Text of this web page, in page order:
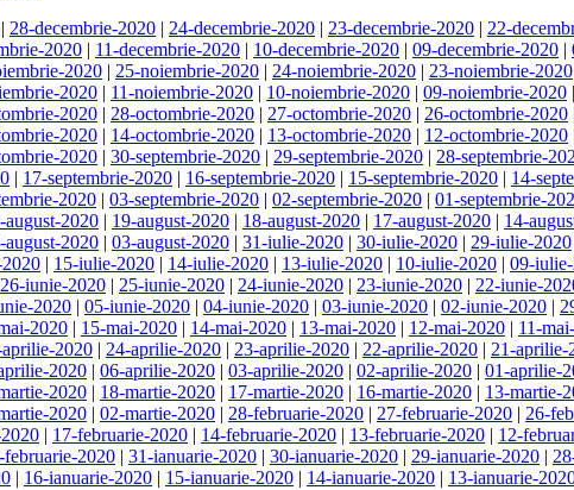
| 28-decembrie-2020 | 24-decembrie-2020 | 23-decembrie-2020 | 22-
2020 | 11-decembrie-2020 | 10-decembrie-2020 | 09-decembrie-2020 |
2020 | 25-noiembrie-2020 | 24-noiembrie-2020 | 23-noiembrie-2020
2020 | 11-noiembrie-2020 | 10-noiembrie-2020 | 09-noiembrie-2020 |
2020 | 28-octombrie-2020 | 27-octombrie-2020 | 26-octombrie-2020
2020 | 14-octombrie-2020 | 13-octombrie-2020 | 12-octombrie-2020
2020 | 30-septembrie-2020 | 29-septembrie-2020 | 28-septembrie-
| 17-septembrie-2020 | 16-septembrie-2020 | 15-septembrie-2020 | 14-
2020 | 03-septembrie-2020 | 02-septembrie-2020 | 01-septembrie-
august-2020 | 19-august-2020 | 18-august-2020 | 17-august-2020 | 14-
august-2020 | 03-august-2020 | 31-iulie-2020 | 30-iulie-2020 | 29-iulie-2020
| 15-iulie-2020 | 14-iulie-2020 | 13-iulie-2020 | 10-iulie-2020 | 09-
26-iunie-2020 | 25-iunie-2020 | 24-iunie-2020 | 23-iunie-2020 | 22-iunie-
2020 | 05-iunie-2020 | 04-iunie-2020 | 03-iunie-2020 | 02-iunie-2020 |
2020 | 15-mai-2020 | 14-mai-2020 | 13-mai-2020 | 12-mai-2020 | 11-
2020 | 24-aprilie-2020 | 23-aprilie-2020 | 22-aprilie-2020 | 21-aprilie-
2020 | 06-aprilie-2020 | 03-aprilie-2020 | 02-aprilie-2020 | 01-aprilie-
2020 | 18-martie-2020 | 17-martie-2020 | 16-martie-2020 | 13-martie-
2020 | 02-martie-2020 | 28-februarie-2020 | 27-februarie-2020 | 26-
| 17-februarie-2020 | 14-februarie-2020 | 13-februarie-2020 | 12-
februarie-2020 | 31-ianuarie-2020 | 30-ianuarie-2020 | 29-ianuarie-2020 |
| 16-ianuarie-2020 | 15-ianuarie-2020 | 14-ianuarie-2020 | 13-ianuarie-